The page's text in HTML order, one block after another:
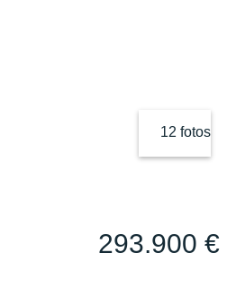
12 fotos
293.900 €